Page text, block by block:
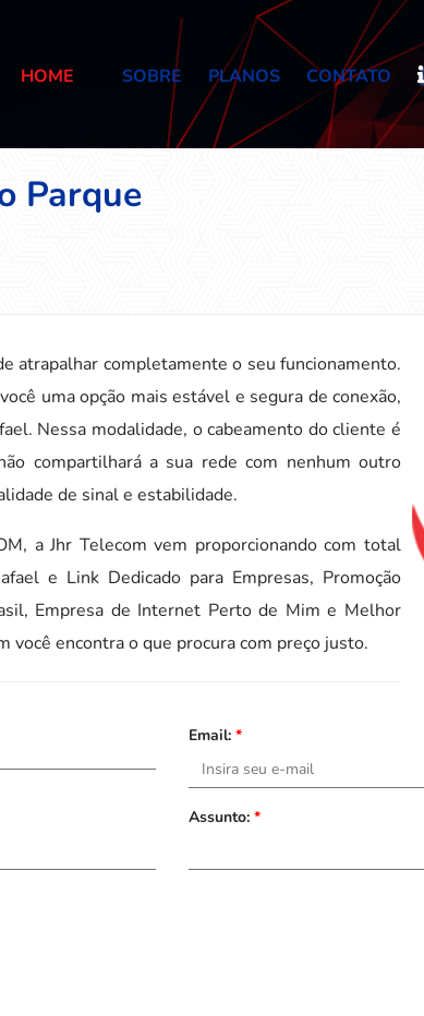
HOME SOBRE PLANOS CONTATO
Parque
atrapalhar completamente o seu funcionamento.
uma opção mais estável e segura de conexão,
Nessa modalidade, o cabeamento do cliente é
compartilhará a sua rede com nenhum outro
de sinal e estabilidade.
a Jhr Telecom vem proporcionando com total
e Link Dedicado para Empresas, Promoção
Empresa de Internet Perto de Mim e Melhor
você encontra o que procura com preço justo.
Email: *
Assunto: *